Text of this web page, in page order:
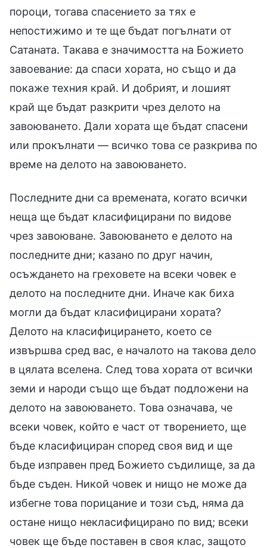
пороци, тогава спасението за тях е
непостижимо и те ще бъдат погълнати от
Сатаната. Такава е значимостта на Божието
завоевание: да спаси хората, но също и да
покаже техния край. И добрият, и лошият
край ще бъдат разкрити чрез делото на
завоюването. Дали хората ще бъдат спасени
или прокълнати — всичко това се разкрива по
време на делото на завоюването.
Последните дни са времената, когато всички
неща ще бъдат класифицирани по видове
чрез завоюване. Завоюването е делото на
последните дни; казано по друг начин,
осъждането на греховете на всеки човек е
делото на последните дни. Иначе как биха
могли да бъдат класифицирани хората?
Делото на класифицирането, което се
извършва сред вас, е началото на такова дело
в цялата вселена. След това хората от всички
земи и народи също ще бъдат подложени на
делото на завоюването. Това означава, че
всеки човек, който е част от творението, ще
бъде класифициран според своя вид и ще
бъде изправен пред Божието съдилище, за да
бъде съден. Никой човек и нищо не може да
избегне това порицание и този съд, няма да
остане нищо некласифицирано по вид; всеки
човек ще бъде поставен в своя клас, защото